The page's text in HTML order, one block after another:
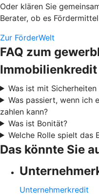
Oder klären Sie
Berater, ob es
Zur FörderWelt
FAQ zum
Immobilienkredit
Was ist mit Sicherheiten
Was passiert, wenn ich
zahlen kann?
Was ist Bonität?
Welche Rolle spielt das
Das könnte Sie
Unternehmerkredit